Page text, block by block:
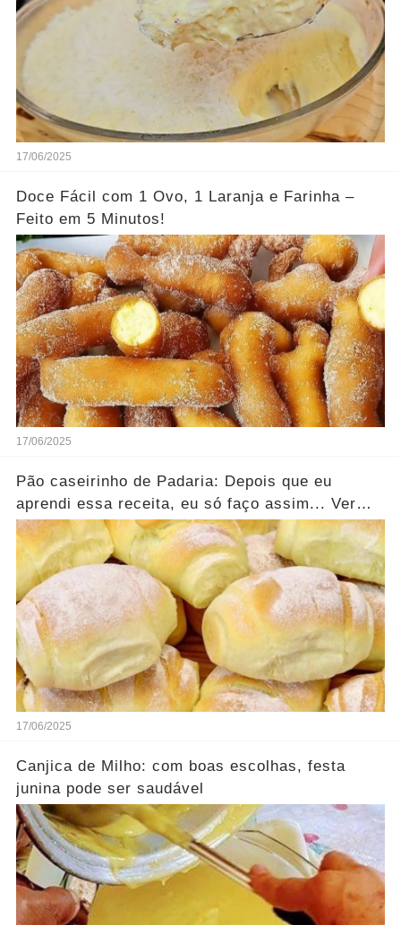
17/06/2025
Doce Fácil com 1 Ovo, 1 Laranja e Farinha –
Feito em 5 Minutos!
17/06/2025
Pão caseirinho de Padaria: Depois que eu
aprendi essa receita, eu só faço assim... Ver
mais
17/06/2025
Canjica de Milho: com boas escolhas, festa
junina pode ser saudável